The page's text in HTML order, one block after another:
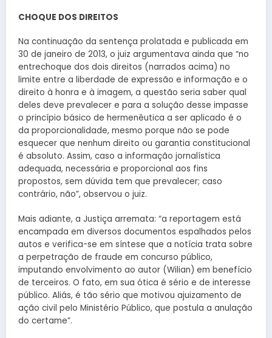
CHOQUE DOS DIREITOS
Na continuação da sentença prolatada e publicada em
30 de janeiro de 2013, o juiz argumentava ainda que “no
entrechoque dos dois direitos (narrados acima) no
limite entre a liberdade de expressão e informação e o
direito à honra e à imagem, a questão seria saber qual
deles deve prevalecer e para a solução desse impasse
o princípio básico de hermenêutica a ser aplicado é o
da proporcionalidade, mesmo porque não se pode
esquecer que nenhum direito ou garantia constitucional
é absoluto. Assim, caso a informação jornalística
adequada, necessária e proporcional aos fins
propostos, sem dúvida tem que prevalecer; caso
contrário, não”, observou o juiz.
Mais adiante, a Justiça arremata: “a reportagem está
encampada em diversos documentos espalhados pelos
autos e verifica-se em síntese que a notícia trata sobre
a perpetração de fraude em concurso público,
imputando envolvimento ao autor (Wilian) em benefício
de terceiros. O fato, em sua ótica é sério e de interesse
público. Aliás, é tão sério que motivou ajuizamento de
ação civil pelo Ministério Público, que postula a anulação
do certame”.